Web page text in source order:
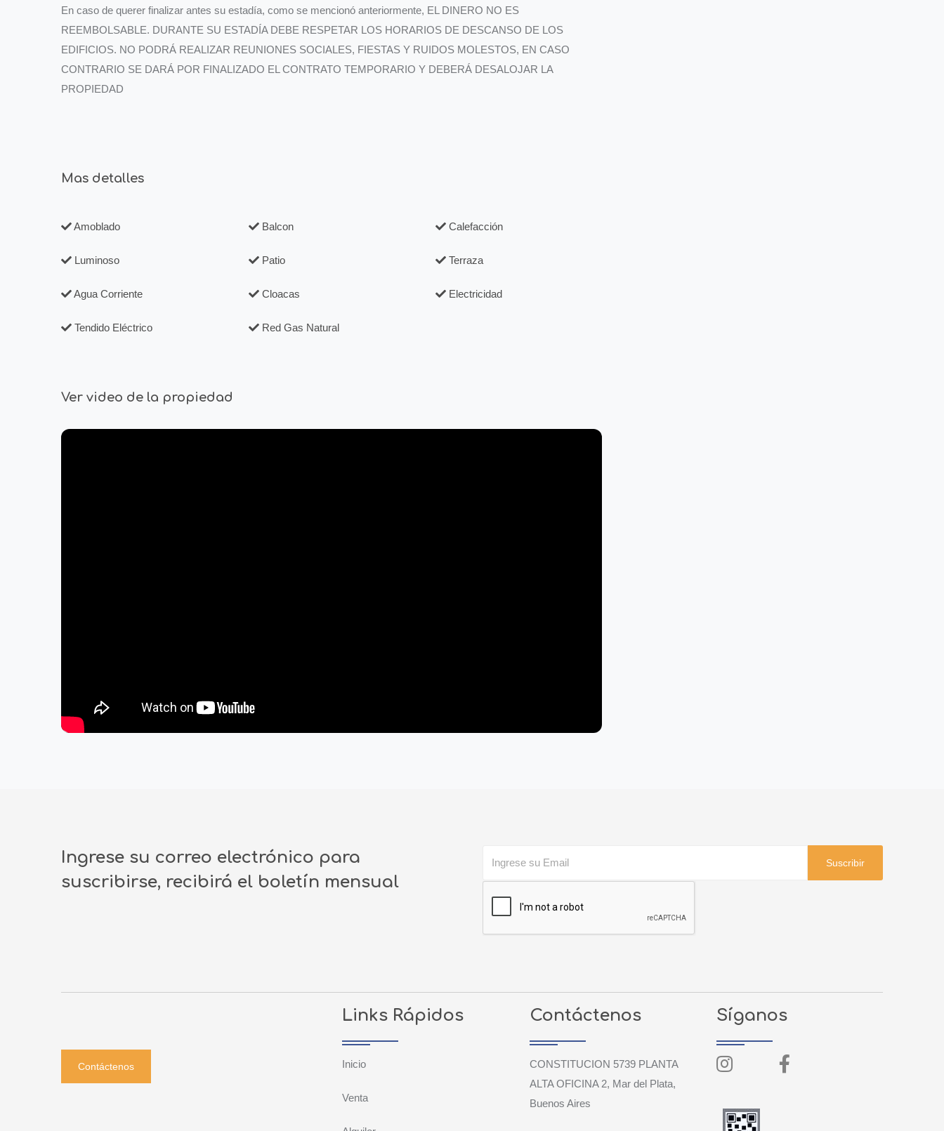
En caso de querer finalizar antes su estadía, como se mencionó anteriormente, EL DINERO NO ES
REEMBOLSABLE. DURANTE SU ESTADÍA DEBE RESPETAR LOS HORARIOS DE DESCANSO DE LOS
EDIFICIOS. NO PODRÁ REALIZAR REUNIONES SOCIALES, FIESTAS Y RUIDOS MOLESTOS, EN CASO
CONTRARIO SE DARÁ POR FINALIZADO EL CONTRATO TEMPORARIO Y DEBERÁ DESALOJAR LA
PROPIEDAD
Mas detalles
Amoblado Balcon Calefacción
Luminoso Patio Terraza
Agua Corriente Cloacas Electricidad
Tendido Eléctrico Red Gas Natural
Ver video de la propiedad
Ingrese su correo electrónico para
suscribirse, recibirá el boletín mensual
Suscribir
Contáctenos
Links Rápidos
Inicio
Venta
Contáctenos
CONSTITUCION 5739 PLANTA
ALTA OFICINA 2, Mar del Plata,
Buenos Aires
Síganos